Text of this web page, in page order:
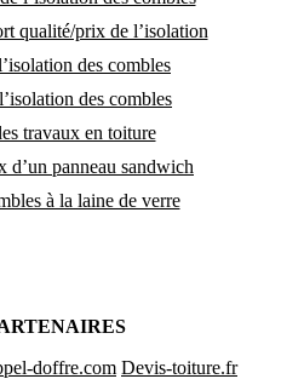
qualité/prix de l’isolation
des combles
des combles
travaux en toiture
d’un panneau sandwich
à la laine de verre
doffre.com Devis-toiture.fr